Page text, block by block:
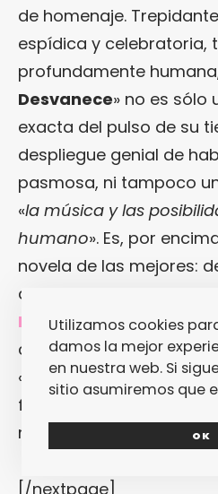
de homenaje.
espídica y celebratoria,
profundamente
Desvanece» no es sólo
exacta del pulso de su
despliegue genial de
pasmosa, ni tampoco
«la música y las
humano». Es, por
novela de las mejores:
desvanecen.»
NOSOTROS DECIMOS:A
cuento, no sólo
«
Stone Junction«, sino
fan fatal de
Jim Dodge
necesitara
[/nextpage]
Utilizamos cookies
damos la mejor
en nuestra web. Si
sitio asumiremos que
OK